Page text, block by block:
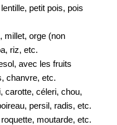
petit pois, pois
millet, orge (non
riz, etc.
avec les fruits
chanvre, etc.
carotte, céleri, chou,
persil, radis, etc.
moutarde, etc.